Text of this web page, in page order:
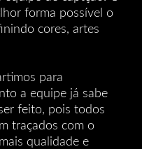
forma possível o
cores, artes
para
a equipe já sabe
feito, pois todos
traçados com o
qualidade e